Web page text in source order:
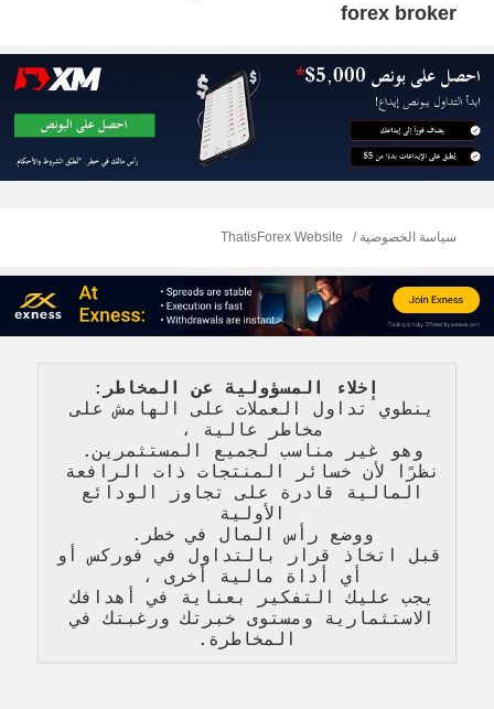
forex broker
سياسة الخصوصية ThatisForex Website
إخلاء المسؤولية عن المخاطر :
ينطوي تداول العملات على الهامش على
مخاطر عالية
،
وهو غير مناسب لجميع المستثمرين.
الأولية
ووضع رأس المال في خطر.
أي أداة مالية أخرى ،
يجب عليك التفكير بعناية في أهدافك
الاستثمارية ومستوى خبرتك ورغبتك في
المخاطرة .